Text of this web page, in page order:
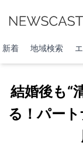
新着 地域検索
結婚後も“
る！パー